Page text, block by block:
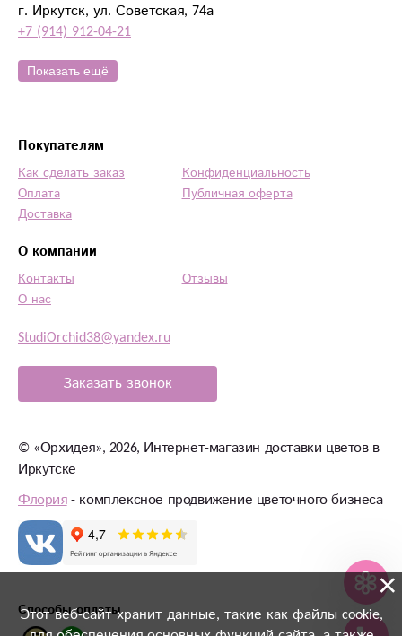
Этот веб-сайт хранит данные, такие как файлы cookie,
×
г. Иркутск, ул. Советская, 74а
+7 (914) 912-04-21
Показать ещё
StudiOrchid38@yandex.ru
Заказать звонок
Покупателям
Как сделать заказ
Оплата
Доставка
Конфиденциальность
Публичная оферта
О компании
Контакты
О нас
Отзывы
© «Орхидея», 2026, Интернет-магазин доставки цветов в
Иркутске
Флория- комплексное продвижение цветочного бизнеса
Способы оплаты